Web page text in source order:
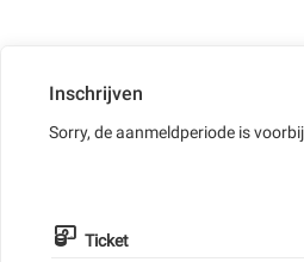
Inschrijven
Sorry, de aanmeldperiode is
Ticket